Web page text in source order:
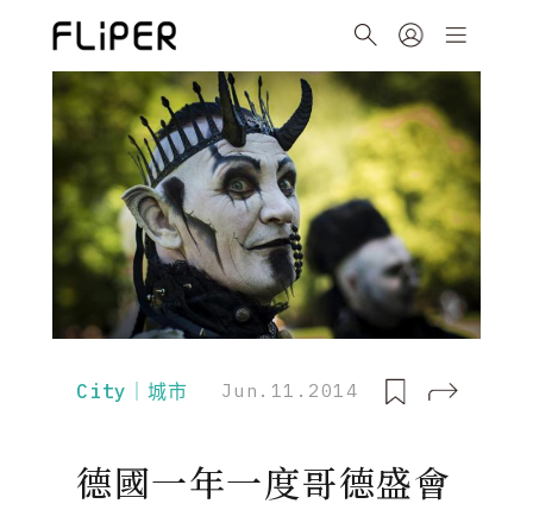
City｜城市 Jun.11.2014
德國一年一度哥德盛會